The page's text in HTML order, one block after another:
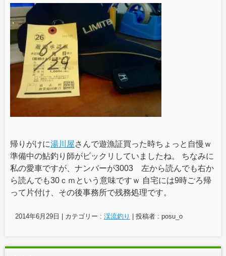
帰りがけに湯川屋さんで遊漁証買った時ちょっと自慢ｗ
準備中の鮎釣り師がビックリしていましたね。 ちなみに
私の愛車ですが、ナンバーが3003 左から読んでも右か
ら読んでも30ｃｍという意味ですｗ 自宅には9時ごろ帰
って片付け、その後事務所で残務処理です。
2014年6月29日 カテゴリー : 渓流釣り 投稿者 : posu_o